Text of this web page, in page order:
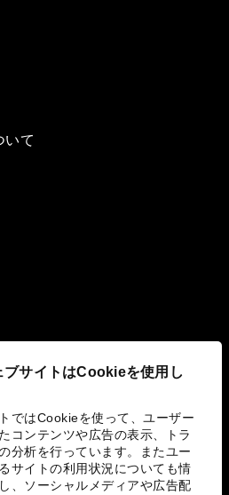
ブサイトはCookieを使用し
ではCookieを使って、ユーザー
コンテンツや広告の表示、トラ
分析を行っています。またユー
サイトの利用状況についても情
、ソーシャルメディアや広告配
いて
組み